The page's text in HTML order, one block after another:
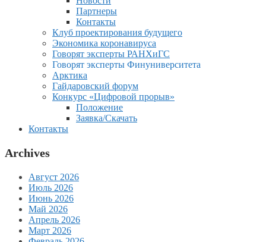
Партнеры
Контакты
Клуб проектирования будущего
Экономика коронавируса
Говорят эксперты РАНХиГС
Говорят эксперты Финуниверситета
Арктика
Гайдаровский форум
Конкурс «Цифровой прорыв»
Положение
Заявка/Скачать
Контакты
Archives
Август 2026
Июль 2026
Июнь 2026
Май 2026
Апрель 2026
Март 2026